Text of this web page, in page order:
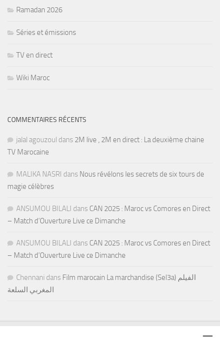
Ramadan 2026
Séries et émissions
TV en direct
Wiki Maroc
COMMENTAIRES RÉCENTS
jalal agouzoul dans 2M live , 2M en direct : La deuxième chaine
TV Marocaine
MALIKA NASRI dans Nous révélons les secrets de six tours de
magie célèbres
ANSUMOU BILALI dans CAN 2025 : Maroc vs Comores en Direct
– Match d’Ouverture Live ce Dimanche
ANSUMOU BILALI dans CAN 2025 : Maroc vs Comores en Direct
– Match d’Ouverture Live ce Dimanche
Chennani dans Film marocain La marchandise (Sel3a) الفيلم
المغربي السلعة